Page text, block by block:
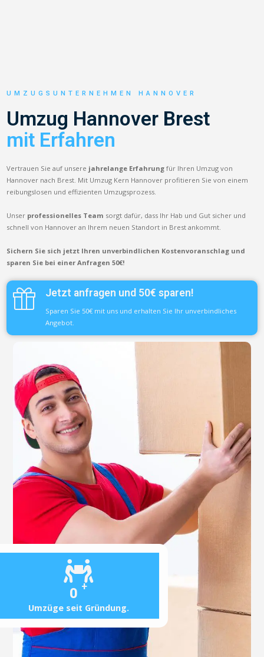
0 +
Umzüge seit Gründung.
UMZUGSUNTERNEHMEN HANNOVER
Umzug Hannover Brest
mit Erfahren
Vertrauen Sie auf unsere jahrelange Erfahrung für Ihren Umzug von
Hannover nach Brest. Mit Umzug Kern Hannover profitieren Sie von einem
reibungslosen und effizienten Umzugsprozess.
Unser professionelles Team sorgt dafür, dass Ihr Hab und Gut sicher und
schnell von Hannover an Ihrem neuen Standort in Brest ankommt.
Sichern Sie sich jetzt Ihren unverbindlichen Kostenvoranschlag und
sparen Sie bei einer Anfragen 50€!
Jetzt anfragen und 50€ sparen!
Sparen Sie 50€ mit uns und erhalten Sie Ihr unverbindliches
Angebot.